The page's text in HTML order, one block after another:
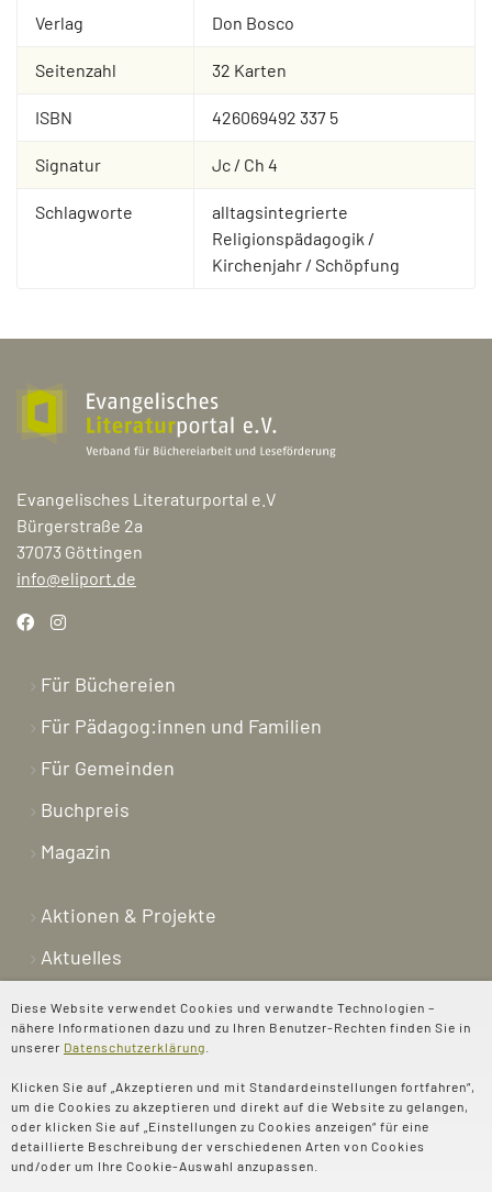
Diese Website verwendet Cookies und verwandte Technologien –
nähere Informationen dazu und zu Ihren Benutzer-Rechten finden Sie in
unserer Datenschutzerklärung
Klicken Sie auf „Akzeptieren und mit Standardeinstellungen fortfahren“,
um die Cookies zu akzeptieren und direkt auf die Website zu gelangen,
oder klicken Sie auf „Einstellungen zu Cookies anzeigen“ für eine
detaillierte Beschreibung der verschiedenen Arten von Cookies
und/oder um Ihre Cookie-Auswahl anzupassen.
Verlag Don Bosco
Seitenzahl 32 Karten
ISBN 426069492 337 5
Signatur Jc / Ch 4
Schlagworte
alltagsintegrierte
Religionspädagogik /
Kirchenjahr / Schöpfung
Evangelisches Literaturportal e.V
Bürgerstraße 2a
37073 Göttingen
info@eliport.de
Für Büchereien
Für Pädagog:innen und Familien
Für Gemeinden
Buchpreis
Magazin
Aktionen & Projekte
Aktuelles
Newsletter
Shop
Kontakt
Über uns
Spenden